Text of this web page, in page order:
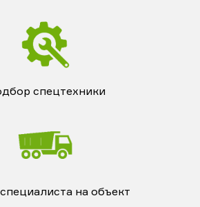
спецтехники
на объект